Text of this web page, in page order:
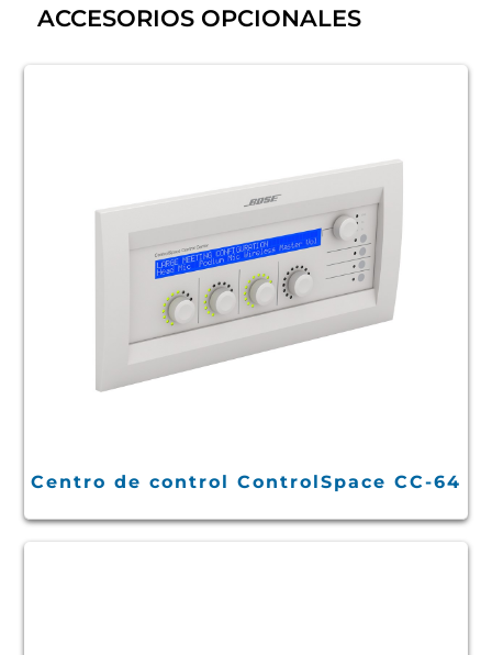
ACCESORIOS OPCIONALES
Centro de control ControlSpace CC-64